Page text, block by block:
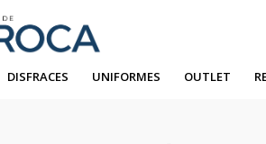
DISFRACES UNIFORMES OUTLET